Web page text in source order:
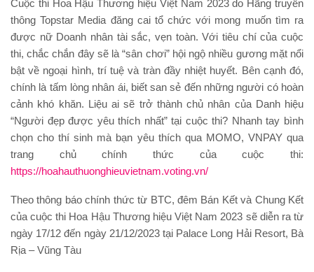
Cuộc thi Hoa Hậu Thương hiệu Việt Nam 2023 do Hãng truyền
thông Topstar Media đăng cai tổ chức với mong muốn tìm ra
được nữ Doanh nhân tài sắc, vẹn toàn. Với tiêu chí của cuộc
thi, chắc chắn đây sẽ là “sân chơi” hội ngộ nhiều gương mặt nổi
bật về ngoại hình, trí tuệ và tràn đầy nhiệt huyết. Bên cạnh đó,
chính là tấm lòng nhân ái, biết san sẻ đến những người có hoàn
cảnh khó khăn. Liệu ai sẽ trở thành chủ nhân của Danh hiệu
“Người đẹp được yêu thích nhất” tại cuộc thi? Nhanh tay bình
chọn cho thí sinh mà bạn yêu thích qua MOMO, VNPAY qua
trang chủ chính thức của cuộc thi:
https://hoahauthuonghieuvietnam.voting.vn/
Theo thông báo chính thức từ BTC, đêm Bán Kết và Chung Kết
của cuộc thi Hoa Hậu Thương hiệu Việt Nam 2023 sẽ diễn ra từ
ngày 17/12 đến ngày 21/12/2023 tại Palace Long Hải Resort, Bà
Rịa – Vũng Tàu